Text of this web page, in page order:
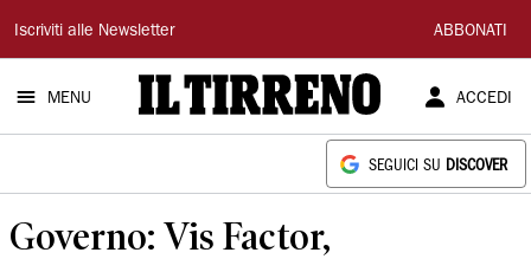
Il
Tirreno
Iscriviti alle Newsletter ABBONATI
MENU ACCEDI
SEGUICI SU DISCOVER
Governo: Vis Factor,